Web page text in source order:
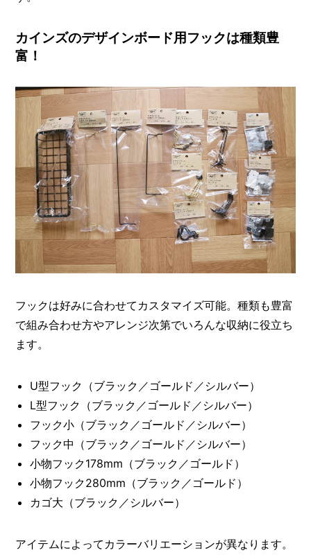
カインズのデザインボード用フックは種類豊
富！
フックは好みに合わせてカスタマイズ可能。種類も豊富
で組み合わせ方やアレンジ次第でいろんな収納に役立ち
ます。
U型フック（ブラック／ゴールド／シルバー）
L型フック（ブラック／ゴールド／シルバー）
フック小（ブラック／ゴールド／シルバー）
フック中（ブラック／ゴールド／シルバー）
小物フック178mm（ブラック／ゴールド）
小物フック280mm（ブラック／ゴールド）
カゴ大（ブラック／シルバー）
アイテムによってカラーバリエーションが異なります。